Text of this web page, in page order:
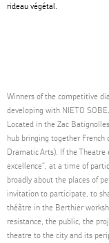
rideau végétal.
Winners of the competitive
developing with NIETO
Located in the Zac
hub bringing together French
Dramatic Arts). If the
excellence", at a time of
broadly about the places of
invitation to participate, to
théâtre in the Berthier
resistance, the public, the
theatre to the city and its